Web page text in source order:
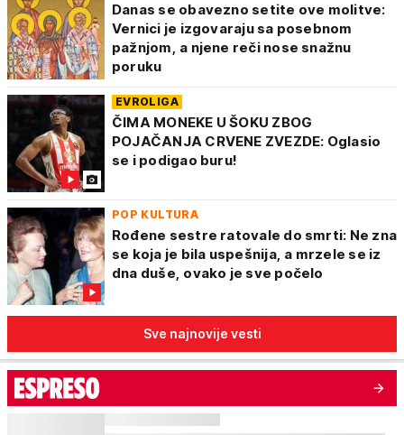
Danas se obavezno setite ove molitve:
Vernici je izgovaraju sa posebnom
pažnjom, a njene reči nose snažnu
poruku
EVROLIGA
ČIMA MONEKE U ŠOKU ZBOG
POJAČANJA CRVENE ZVEZDE: Oglasio
se i podigao buru!
POP KULTURA
Rođene sestre ratovale do smrti: Ne zna
se koja je bila uspešnija, a mrzele se iz
dna duše, ovako je sve počelo
Sve najnovije vesti